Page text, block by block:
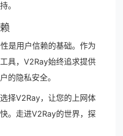
。
是用户信赖的基础。作为
具，V2Ray始终追求提供
的隐私安全。
择V2Ray，让您的上网体
。走进V2Ray的世界，探